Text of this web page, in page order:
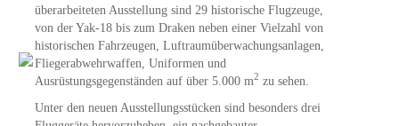
überarbeiteten Ausstellung sind 29 historische Flugzeuge,
von der Yak-18 bis zum Draken neben einer Vielzahl von
historischen Fahrzeugen, Luftraumüberwachungsanlagen,
Fliegerabwehrwaffen, Uniformen und
Ausrüstungsgegenständen auf über 5.000 m2 zu sehen.
Unter den neuen Ausstellungsstücken sind besonders drei